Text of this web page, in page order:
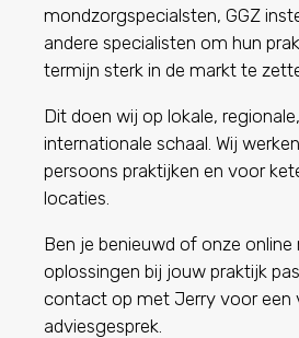
mondzorgspecialsten, GGZ
andere specialisten om hun
termijn sterk in de markt te
Dit doen wij op lokale,
internationale schaal. Wij
persoons praktijken en voor
locaties.
Ben je benieuwd of onze online
oplossingen bij jouw praktijk
contact op met Jerry voor een
adviesgesprek.